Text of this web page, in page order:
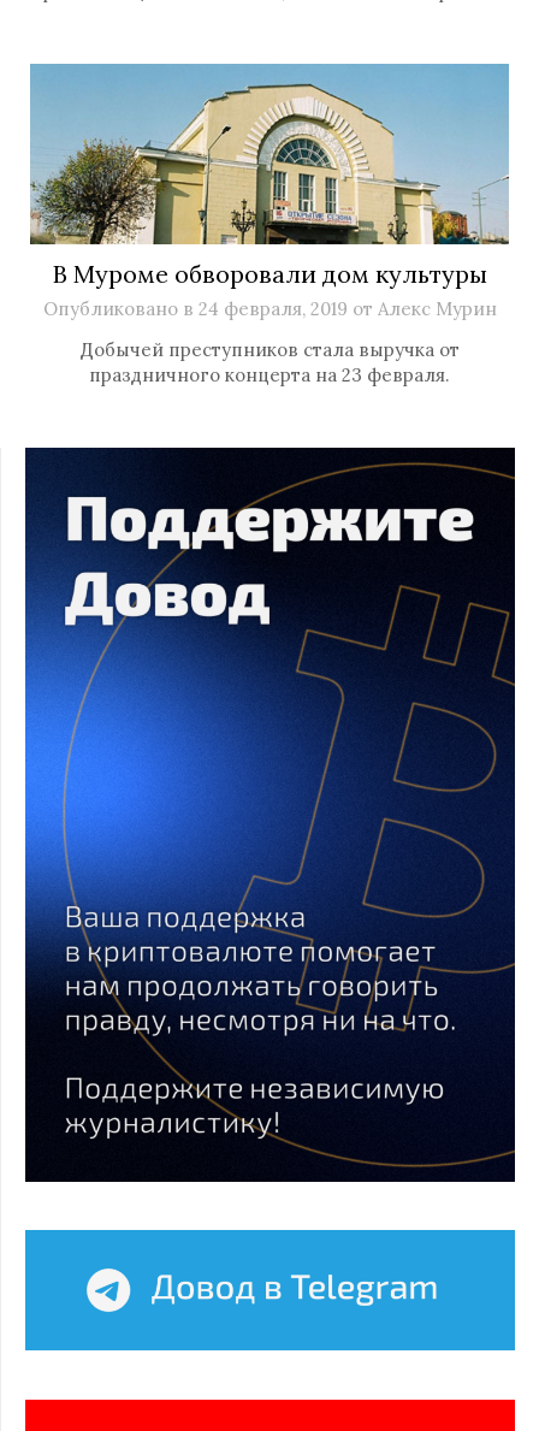
В Муроме обворовали дом культуры
Опубликовано в 24 февраля, 2019 от Алекс Мурин
Добычей преступников стала выручка от
праздничного концерта на 23 февраля.